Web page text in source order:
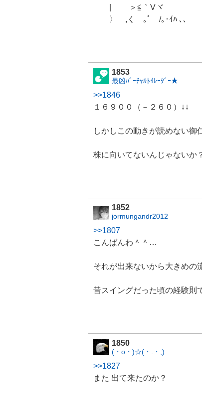
| ＞≦｀V
〉 ,く ｡ﾟ /｡･ｲﾊ ､
1853
最凶ﾊﾞｰﾁｬﾙﾄｲﾚｰﾀﾞｰ★
>>1846
１６９００（－２６０）↓↓
しかしこの動きが読めない御
株に向いてないんじゃないか
1852
jormungandr2012
>>1807
こんばんわ＾＾…
それが出来ないから大きめ
昔スイングだった頃の経験則
1850
(・o・)☆(・.・;)
>>1827
また 出て来たのか？